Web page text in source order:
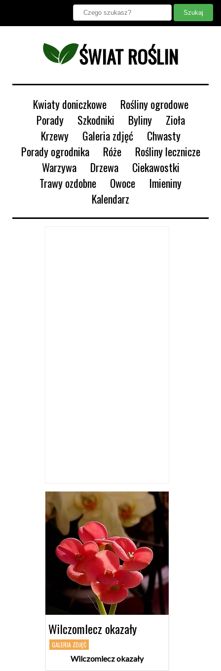
ŚWIAT ROŚLIN
Kwiaty doniczkowe
Rośliny ogrodowe
Porady
Szkodniki Byliny
Zioła
Krzewy
Galeria zdjęć
Chwasty
Porady ogrodnika
Róże
Rośliny lecznicze
Warzywa
Drzewa
Ciekawostki
Trawy ozdobne
Owoce
Imieniny
Kalendarz
Wilczomlecz okazały
GALERIA ZDJĘĆ
Wilczomlecz okazały